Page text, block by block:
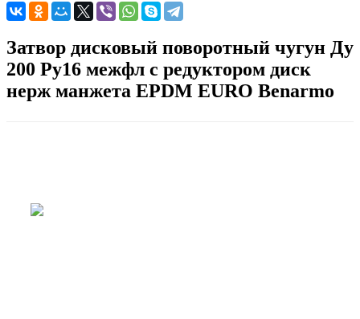
Затвор дисковый поворотный чугун Ду
200 Ру16 межфл с редуктором диск
нерж манжета EPDM EURO Benarmo